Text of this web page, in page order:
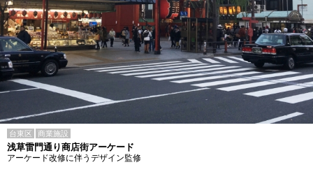
台東区 商業施設
浅草雷門通り商店街アーケード
アーケード改修に伴うデザイン監修